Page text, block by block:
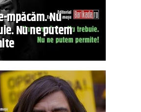
mpăcăm. Nu
Nu ne putem